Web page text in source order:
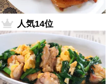
人気14位